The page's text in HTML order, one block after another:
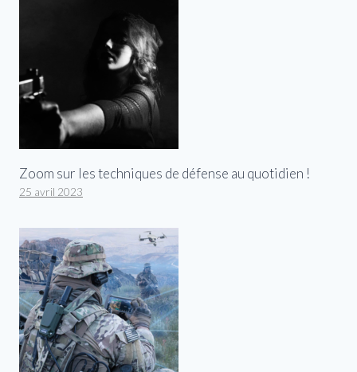
Zoom sur les techniques de défense au quotidien !
25 avril 2023